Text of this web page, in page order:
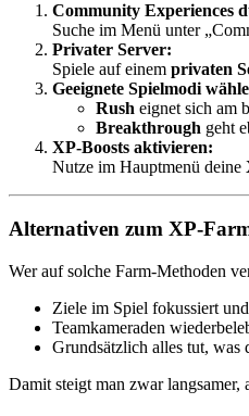
Community Experiences
Suche im Menü unter
Privater Server:
Spiele auf einem privaten
Geeignete Spielmodi
Rush eignet sich am
Breakthrough geht
XP-Boosts aktivieren:
Nutze im Hauptmenü deine
Alternativen zum XP-
Wer auf solche Farm-Methoden
Ziele im Spiel fokussiert
Teamkameraden
Grundsätzlich alles tut, was
Damit steigt man zwar langsamer,